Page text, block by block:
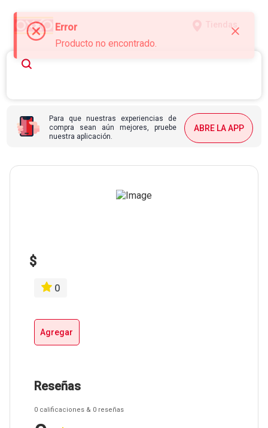
Error
Producto no encontrado.
Tiendas
Para que nuestras experiencias de
compra sean aún mejores, pruebe
nuestra aplicación.
ABRE LA APP
$
0
Agregar
Reseñas
0 calificaciones & 0 reseñas